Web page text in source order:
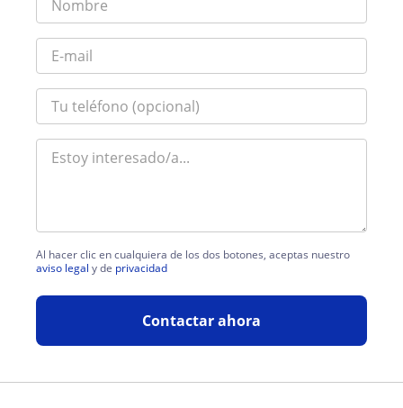
Al hacer clic en cualquiera de los dos botones, aceptas nuestro
aviso legal y de privacidad
Contactar ahora